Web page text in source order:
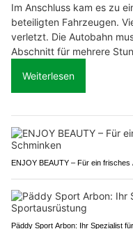
Im Anschluss kam es zu
beteiligten Fahrzeugen.
verletzt. Die Autobahn
Abschnitt für mehrere
Weiterlesen
ENJOY BEAUTY – Für ein
Päddy Sport Arbon: Ihr Spezialist